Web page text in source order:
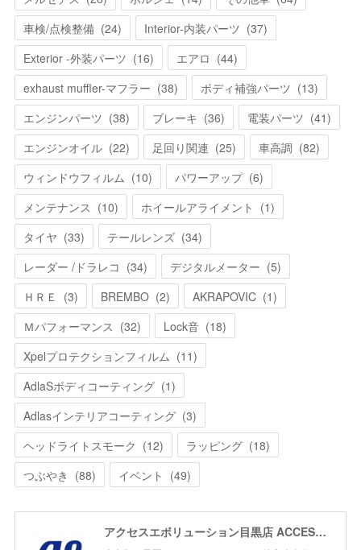
車検/点検整備 (24) Interior-内装パーツ (37)
Exterior -外装パーツ (16) エアロ (44)
exhaust muffler-マフラー (38) ボディ補強パーツ (13)
エンジンパーツ (38) ブレーキ (36) 電装パーツ (41)
エンジンオイル (22) 足回り関連 (25) 車高調 (82)
ウィンドウフィルム (10) パワーアップ (6)
メンテナンス (10) ホイールアライメント (1)
タイヤ (33) テールレンズ (34)
レーダー /ドラレコ (34) デジタルメーター (5)
ＨＲＥ
(3) BREMBO (2) AKRAPOVIC (1)
Ｍパフォーマンス (32) Lock音 (18)
Xpelプロテクションフィルム (11)
AdlaSボディコーティング (1)
Adlasインテリアコーティング (3)
ヘッドライトスモーク (12) ラッピング (18)
つぶやき (88) イベント (49)
アクセスエボリューション目黒店 ACCESS EVOLUTION MEGURO